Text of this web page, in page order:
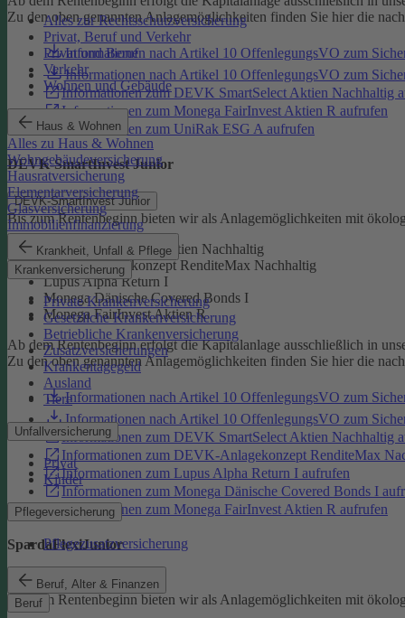
Alles zur Rechtsschutzversicherung
Privat, Beruf und Verkehr
Privat und Beruf
Verkehr
Wohnen und Gebäude
Haus & Wohnen
Alles zu Haus & Wohnen
Wohngebäudeversicherung
Hausratversicherung
Elementarversicherung
Glasversicherung
Immobilienfinanzierung
Krankheit, Unfall & Pflege
Krankenversicherung
Private Krankenversicherung
Gesetzliche Krankenversicherung
Betriebliche Krankenversicherung
Zusatzversicherungen
Krankentagegeld
Ausland
Tiere
Unfallversicherung
Privat
Kinder
Pflegeversicherung
Pflegezusatzversicherung
Beruf, Alter & Finanzen
Beruf
Zu den oben genannten Anlagemöglichkeiten finden Sie hier die
Informationen nach Artikel 10 OffenlegungsVO zum
Informationen nach Artikel 10 OffenlegungsVO zum
Informationen zum DEVK SmartSelect Aktien Nachhaltig
Informationen zum Monega FairInvest Aktien R aufrufen
Informationen zum UniRak ESG A aufrufen
DEVK-SmartInvest Junior
DEVK-SmartInvest Junior
Bis zum Rentenbeginn bieten wir als Anlagemöglichkeiten mit
DEVK SmartSelect Aktien Nachhaltig
DEVK-Anlagekonzept RenditeMax Nachhaltig
Lupus Alpha Return I
Monega Dänische Covered Bonds I
Monega FairInvest Aktien R
Ab dem Rentenbeginn erfolgt die Kapitalanlage ausschließlich in
Zu den oben genannten Anlagemöglichkeiten finden Sie hier die
Informationen nach Artikel 10 OffenlegungsVO zum
Informationen nach Artikel 10 OffenlegungsVO zum
Informationen zum DEVK SmartSelect Aktien Nachhaltig
Informationen zum DEVK-Anlagekonzept RenditeMax
Informationen zum Lupus Alpha Return I aufrufen
Informationen zum Monega Dänische Covered Bonds I
Informationen zum Monega FairInvest Aktien R aufrufen
SpardaFlexiJunior
SpardaFlexiJunior
Bis zum Rentenbeginn bieten wir als Anlagemöglichkeiten mit